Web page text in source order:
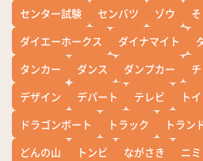
センター試験
センバツ ゾウ
ダイエーホークス
ダイナマイト
タンカー
ダンス ダンプカー
デザイン
デパート テレビ ト
ドラゴンボート
トラック トラン
どんの山
トンビ ながさき ニ